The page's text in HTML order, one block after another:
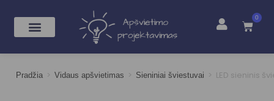
0
Pradžia > Vidaus apšvietimas > Sieniniai šviestuvai > LED sieninis